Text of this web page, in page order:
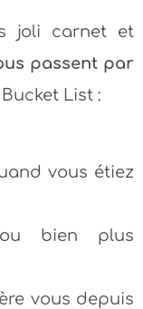
joli carnet et
passent par
List :
vous étiez
bien plus
vous depuis